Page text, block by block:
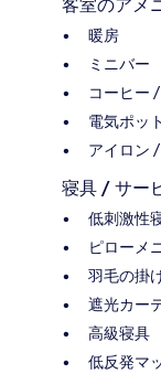
客室のアメ
暖房
ミニバー
コーヒー
電気ポット
アイロン
寝具 / サー
低刺激性
ピローメ
羽毛の掛
遮光カー
高級寝具
低反発マ